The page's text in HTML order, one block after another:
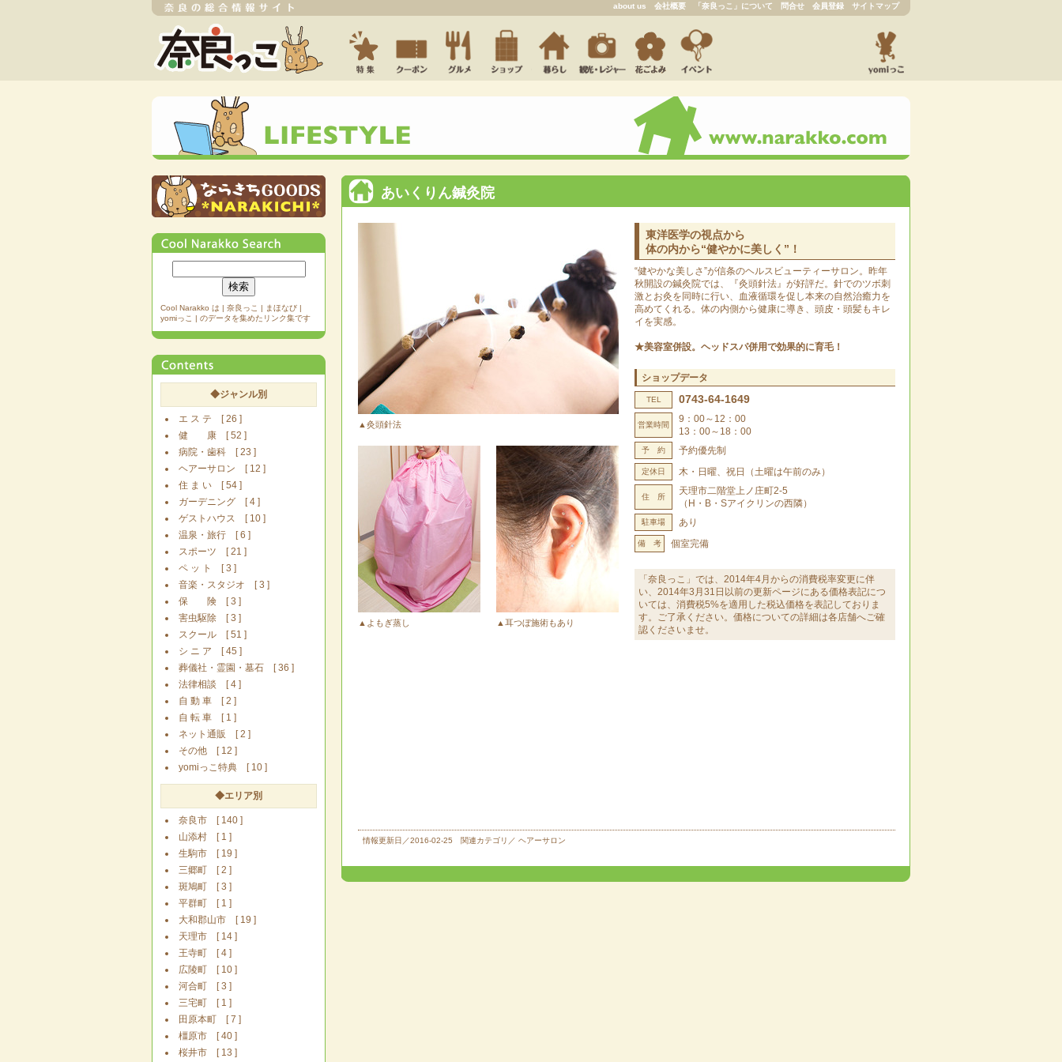
about us 会社概要 「奈良っこ」について 問合せ 会員登録 サイトマップ
Cool Narakko は | 奈良っこ | まほなび |
yomiっこ | のデータを集めたリンク集です
◆ジャンル別
エ ス テ [ 26 ]
健 康 [ 52 ]
病院・歯科 [ 23 ]
ヘアーサロン [ 12 ]
住 ま い [ 54 ]
ガーデニング [ 4 ]
ゲストハウス [ 10 ]
温泉・旅行 [ 6 ]
スポーツ [ 21 ]
ペ ッ ト [ 3 ]
音楽・スタジオ [ 3 ]
保 険 [ 3 ]
害虫駆除 [ 3 ]
スクール [ 51 ]
シ ニ ア [ 45 ]
葬儀社・霊園・墓石 [ 36 ]
法律相談 [ 4 ]
自 動 車 [ 2 ]
自 転 車 [ 1 ]
ネット通販 [ 2 ]
その他 [ 12 ]
yomiっこ特典 [ 10 ]
◆エリア別
奈良市 [ 140 ]
山添村 [ 1 ]
生駒市 [ 19 ]
三郷町 [ 2 ]
斑鳩町 [ 3 ]
平群町 [ 1 ]
大和郡山市 [ 19 ]
天理市 [ 14 ]
王寺町 [ 4 ]
広陵町 [ 10 ]
河合町 [ 3 ]
三宅町 [ 1 ]
田原本町 [ 7 ]
橿原市 [ 40 ]
桜井市 [ 13 ]
あいくりん鍼灸院
▲灸頭針法
▲よもぎ蒸し ▲耳つぼ施術もあり
東洋医学の視点から
体の内から“健やかに美しく”！
“健やかな美しさ”が信条のヘルスビューティーサロン。昨年
秋開設の鍼灸院では、『灸頭針法』が好評だ。針でのツボ刺
激とお灸を同時に行い、血液循環を促し本来の自然治癒力を
高めてくれる。体の内側から健康に導き、頭皮・頭髪もキレ
イを実感。
★美容室併設。ヘッドスパ併用で効果的に育毛！
ショップデータ
TEL 0743-64-1649
営業時間
9：00～12：00
13：00～18：00
予 約 予約優先制
定休日 木・日曜、祝日（土曜は午前のみ）
住 所
天理市二階堂上ノ庄町2-5
（H・B・Sアイクリンの西隣）
駐車場 あり
備 考 個室完備
「奈良っこ」では、2014年4月からの消費税率変更に伴
い、2014年3月31日以前の更新ページにある価格表記につ
いては、消費税5%を適用した税込価格を表記しておりま
す。ご了承ください。価格についての詳細は各店舗へご確
認くださいませ。
情報更新日／2016-02-25 関連カテゴリ／ ヘアーサロン